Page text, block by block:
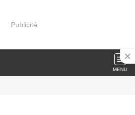
Publicité
MENU